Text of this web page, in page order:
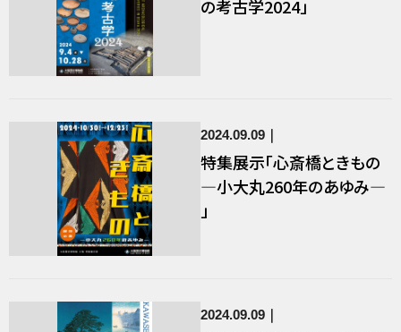
の考古学2024」
2024.09.09
特集展示「心斎橋ときもの
―小大丸260年のあゆみ―
」
2024.09.09